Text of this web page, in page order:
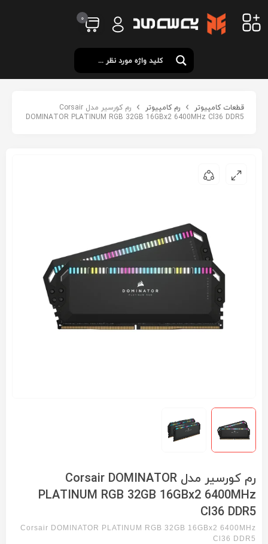
0
قطعات کامپیوتر رم کامپیوتر
رم کورسیر مدل Corsair
DOMINATOR PLATINUM RGB 32GB 16GBx2 6400MHz Cl36 DDR5
رم کورسیر مدل Corsair DOMINATOR
PLATINUM RGB 32GB 16GBx2 6400MHz
Cl36 DDR5
Corsair DOMINATOR PLATINUM RGB 32GB 16GBx2 6400MHz
Cl36 DDR5